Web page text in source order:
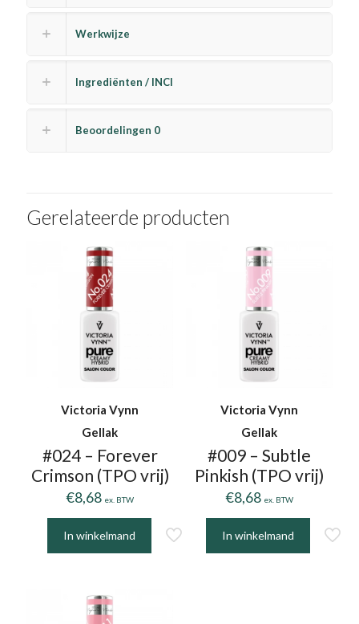
Werkwijze
Ingrediënten / INCI
Beoordelingen 0
Gerelateerde producten
Victoria Vynn
Gellak
#024 – Forever
Crimson (TPO vrij)
€8,68 ex. BTW
In winkelmand
Victoria Vynn
Gellak
#009 – Subtle
Pinkish (TPO vrij)
€8,68 ex. BTW
In winkelmand